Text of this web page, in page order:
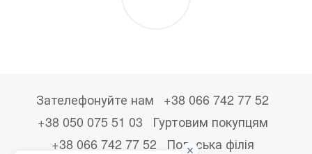
Зателефонуйте нам
+38 066 742 77 52
+38 050 075 51 03
Гуртовим покупцям
+38 066 742 77 52
Польська філія